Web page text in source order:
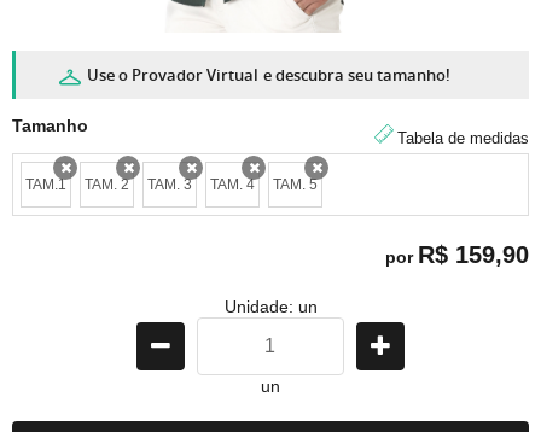
Use o Provador Virtual e descubra seu tamanho!
Tamanho
Tabela de medidas
TAM.1
x TAM. 2
x TAM. 3
x TAM. 4
x TAM. 5
x
por R$ 159,90
Unidade: un
un